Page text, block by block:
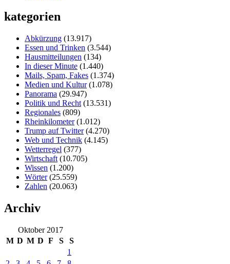
kategorien
Abkürzung (13.917)
Essen und Trinken (3.544)
Hausmitteilungen (134)
In dieser Minute (1.440)
Mails, Spam, Fakes (1.374)
Medien und Kultur(1.078)
Panorama (29.947)
Politik und Recht (13.531)
Regionales (809)
Rheinkilometer(1.012)
Trump auf Twitter(4.270)
Web und Technik (4.145)
Wetterregel (377)
Wirtschaft (10.705)
Wissen (1.200)
Wörter(25.559)
Zahlen (20.063)
Archiv
Oktober 2017
M D M D F S
S
1